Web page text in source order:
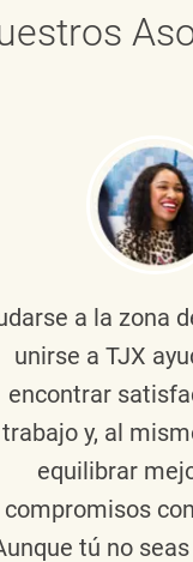
a la zona
unirse a TJX
encontrar
trabajo y, al
equilibrar
compromisos
tú no